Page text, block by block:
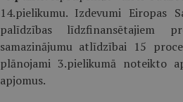
14.pielikumu. Izdevumi Eiropas
palīdzības līdzfinansētajiem
samazinājumu atlīdzībai 15
plānojami 3.pielikumā noteikto
apjomus.